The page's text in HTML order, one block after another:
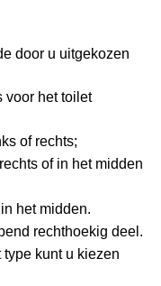
door u uitgekozen
voor het toilet
of rechts;
of in het midden
het midden.
rechthoekig deel.
kunt u kiezen